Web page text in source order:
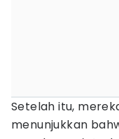
Setelah itu,
menunjukkan